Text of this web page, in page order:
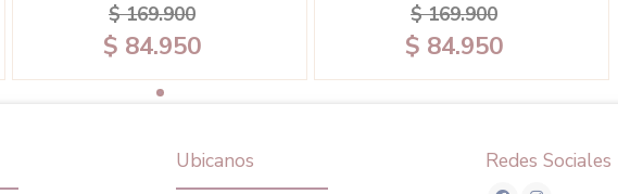
$ 169.900
$ 84.950
$ 169.900
$ 84.950
Ubicanos Redes Sociales